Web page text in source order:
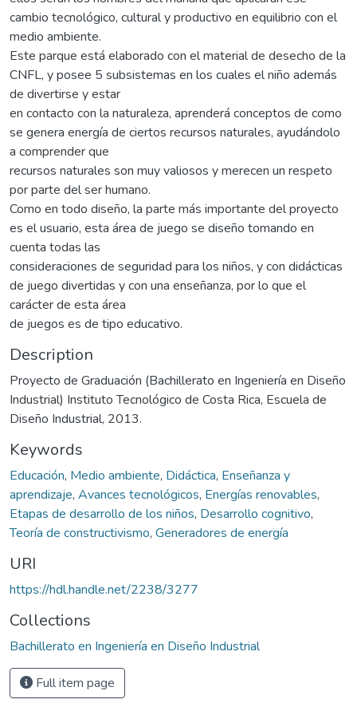
cambio tecnológico, cultural y productivo en equilibrio con el
medio ambiente.
Este parque está elaborado con el material de desecho de la
CNFL, y posee 5 subsistemas en los cuales el niño además
de divertirse y estar
en contacto con la naturaleza, aprenderá conceptos de como
se genera energía de ciertos recursos naturales, ayudándolo
a comprender que
recursos naturales son muy valiosos y merecen un respeto
por parte del ser humano.
Como en todo diseño, la parte más importante del proyecto
es el usuario, esta área de juego se diseño tomando en
cuenta todas las
consideraciones de seguridad para los niños, y con didácticas
de juego divertidas y con una enseñanza, por lo que el
carácter de esta área
de juegos es de tipo educativo.
Description
Proyecto de Graduación (Bachillerato en Ingeniería en Diseño
Industrial) Instituto Tecnológico de Costa Rica, Escuela de
Diseño Industrial, 2013.
Keywords
Educación, Medio ambiente, Didáctica, Enseñanza y
aprendizaje, Avances tecnológicos, Energías renovables,
Etapas de desarrollo de los niños, Desarrollo cognitivo,
Teoría de constructivismo, Generadores de energía
URI
https://hdl.handle.net/2238/3277
Collections
Bachillerato en Ingeniería en Diseño Industrial
Full item page